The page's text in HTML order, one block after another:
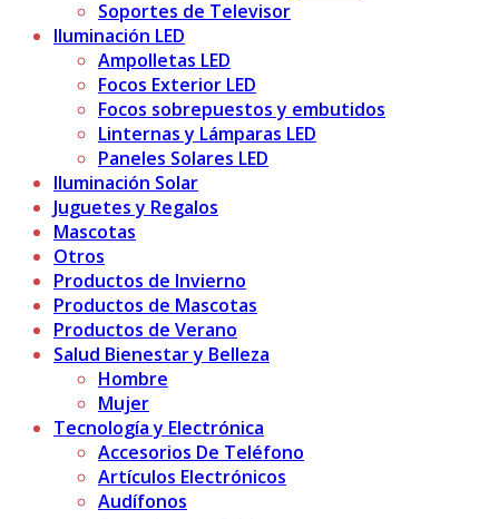
Soportes de Televisor
Iluminación LED
Ampolletas LED
Focos Exterior LED
Focos sobrepuestos y embutidos
Linternas y Lámparas LED
Paneles Solares LED
Iluminación Solar
Juguetes y Regalos
Mascotas
Otros
Productos de Invierno
Productos de Mascotas
Productos de Verano
Salud Bienestar y Belleza
Hombre
Mujer
Tecnología y Electrónica
Accesorios De Teléfono
Artículos Electrónicos
Audífonos